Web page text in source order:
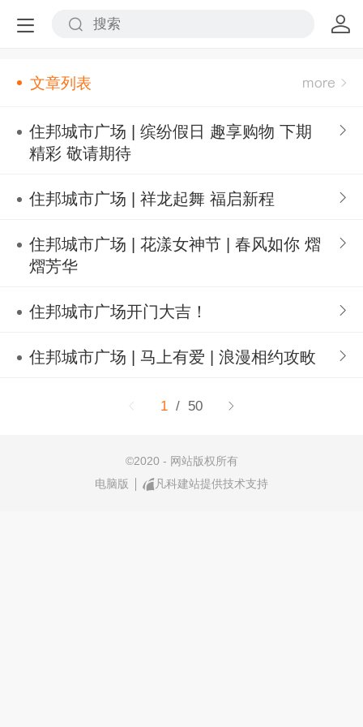
文章列表
住邦城市广场 | 缤纷假日 趣享购物 下期
精彩 敬请期待
住邦城市广场 | 祥龙起舞 福启新程
住邦城市广场 | 花漾女神节 | 春风如你 熠
熠芳华
住邦城市广场开门大吉！
住邦城市广场 | 马上有爱 | 浪漫相约攻畋
1 / 50
©2020 - 网站版权所有
电脑版
凡科建站提供技术支持